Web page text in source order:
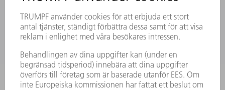
MASKINER & SYSTEM
LASER
KRAFTELEKTRONIK
SMART FACTORY
MJUKVARA
SERVICES
TILLÄMPNINGAR